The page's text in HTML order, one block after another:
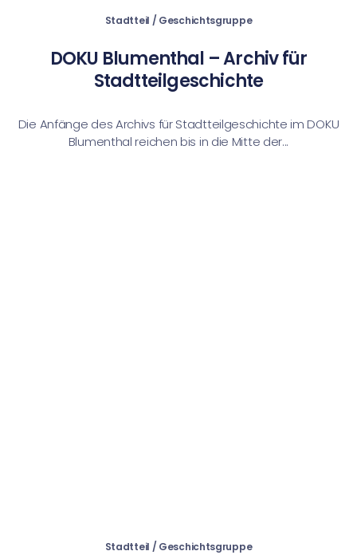
Stadtteil / Geschichtsgruppe
DOKU Blumenthal – Archiv für
Stadtteilgeschichte
Die Anfänge des Archivs für Stadtteilgeschichte im DOKU
Blumenthal reichen bis in die Mitte der...
Stadtteil / Geschichtsgruppe